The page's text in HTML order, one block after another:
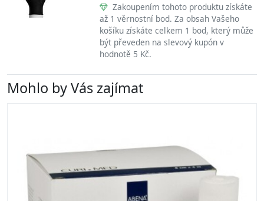
Zakoupením tohoto produktu získáte
až 1 věrnostní bod. Za obsah Vašeho
košíku získáte celkem 1 bod, který může
být převeden na slevový kupón v
hodnotě 5 Kč.
Mohlo by Vás zajímat